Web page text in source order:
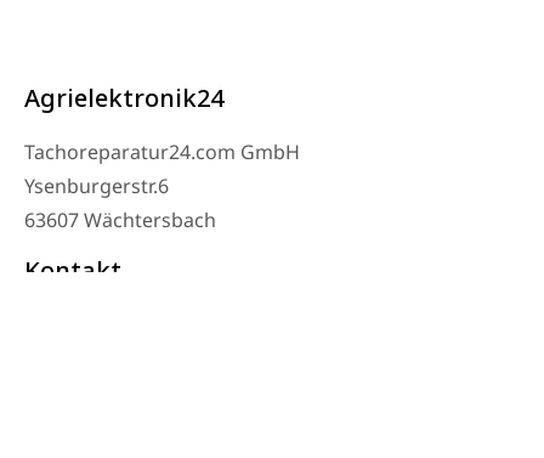
Agrielektronik24
Tachoreparatur24.com GmbH
Ysenburgerstr.6
63607 Wächtersbach
Kontakt